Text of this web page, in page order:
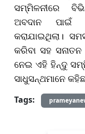
ସମ୍ମିଳନୀରେ
ଅବଦାନ ପାଇଁ
କରାଯାଇଥିଲା।
କରିବା ସହ
ନେଇ ଏହି ହିନ୍ଦୁ
ସାଧୁସନ୍ଥମାନେ
Tags: